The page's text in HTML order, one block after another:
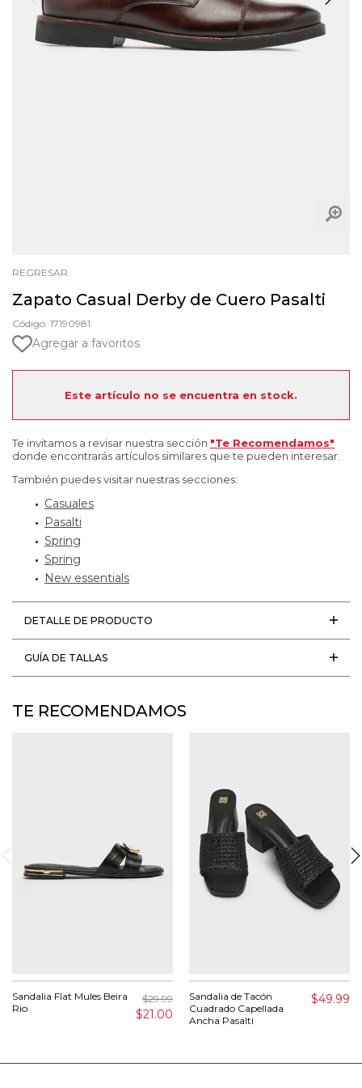
REGRESAR
Zapato Casual Derby de Cuero Pasalti
Código: 17190981
Agregar a favoritos
Este artículo no se encuentra en stock.
Te invitamos a revisar nuestra sección "Te Recomendamos"
donde encontrarás artículos similares que te pueden interesar.
También puedes visitar nuestras secciones:
Casuales
Pasalti
Spring
Spring
New essentials
DETALLE DE PRODUCTO
GUÍA DE TALLAS
TE RECOMENDAMOS
Sandalia Flat Mules Beira
Rio
$29.99
$21.00
Sandalia de Tacón
Cuadrado Capellada
Ancha Pasalti
$49.99